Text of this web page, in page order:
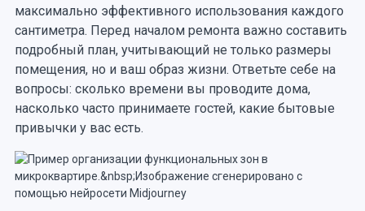
максимально эффективного использования каждого
сантиметра. Перед началом ремонта важно составить
подробный план, учитывающий не только размеры
помещения, но и ваш образ жизни. Ответьте себе на
вопросы: сколько времени вы проводите дома,
насколько часто принимаете гостей, какие бытовые
привычки у вас есть.